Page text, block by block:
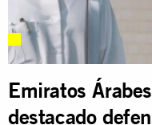
Emiratos
destacado